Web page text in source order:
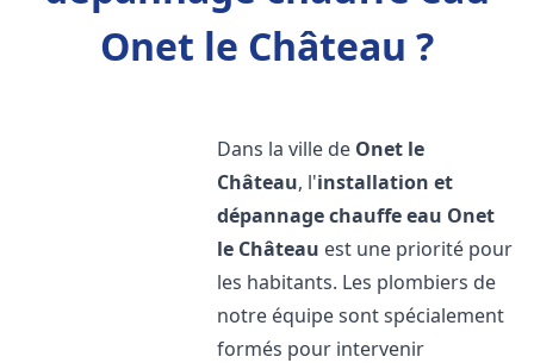
Onet le Château ?
Dans la ville de Onet le
Château, l'installation et
dépannage chauffe eau Onet
le Château est une priorité pour
les habitants. Les plombiers de
notre équipe sont spécialement
formés pour intervenir